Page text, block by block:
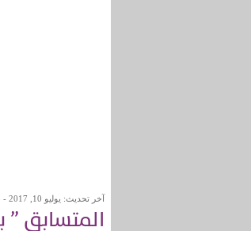
آخر تحديث: يوليو 10, 2017 - 9:35 ص
المتسابق ”